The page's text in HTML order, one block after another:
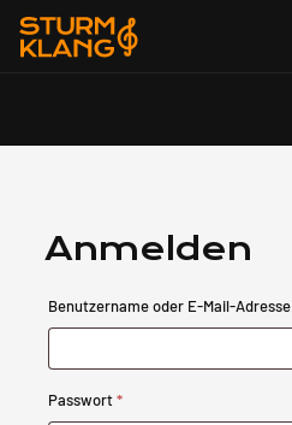
Anmelden
Benutzername oder E-Mail-Adresse
Passwort*Erforderlich